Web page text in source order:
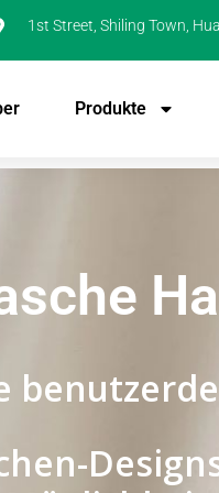
1st Street, Shiling Town,
Produkte